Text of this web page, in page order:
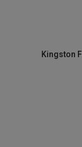
Kingston